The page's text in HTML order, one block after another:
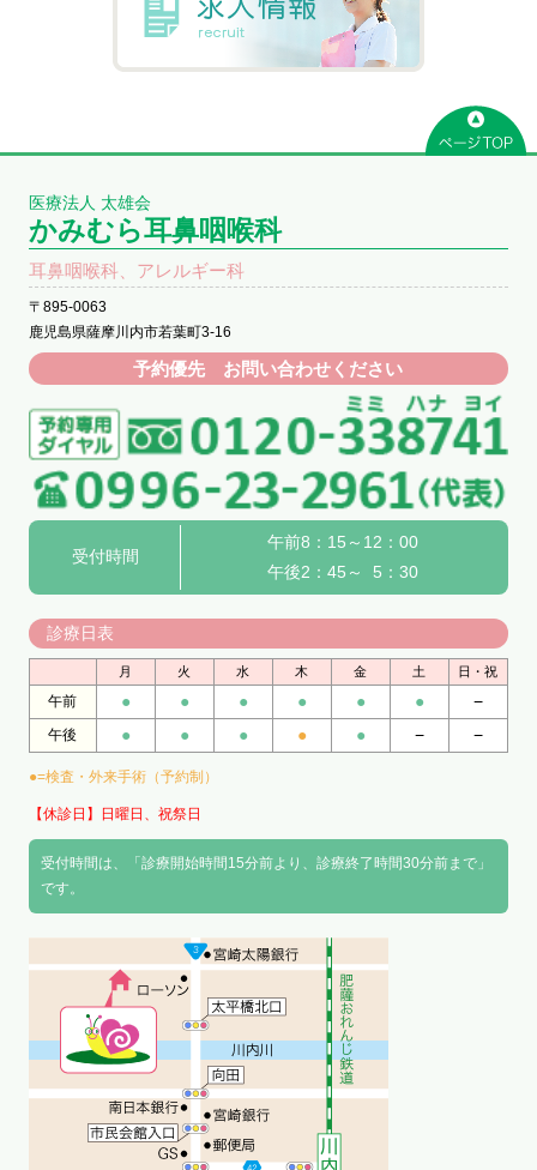
医療法人 太雄会
かみむら耳鼻咽喉科
耳鼻咽喉科、アレルギー科
〒895-0063
鹿児島県薩摩川内市若葉町3-16
予約優先 お問い合わせください
受付時間
午前8：15～12：00
午後2：45～ 5：30
診療日表
月 火 水 木 金 土 日・祝
午前 ● ● ● ● ● ● −
午後 ● ● ● ● ● − −
●=検査・外来手術（予約制）
【休診日】日曜日、祝祭日
受付時間は、「診療開始時間15分前より、診療終了時間30分前まで」
です。